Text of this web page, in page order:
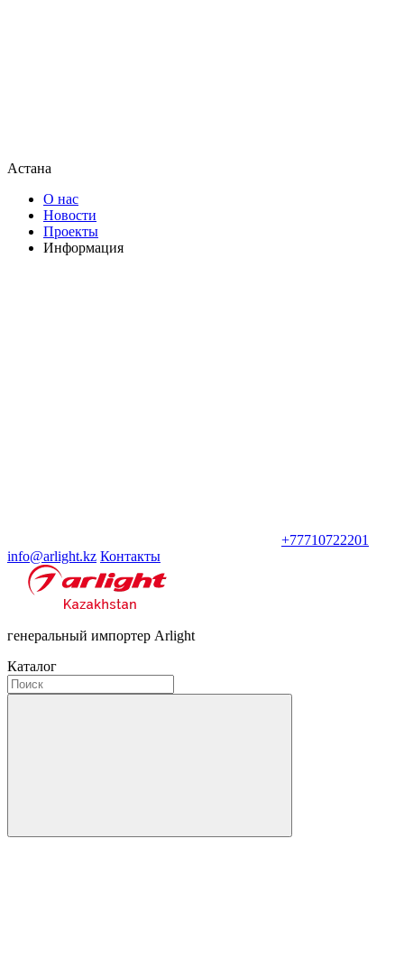
Астана
О нас
Новости
Проекты
Информация
+77710722201
info@arlight.kz Контакты
генеральный импортер Arlight
Каталог